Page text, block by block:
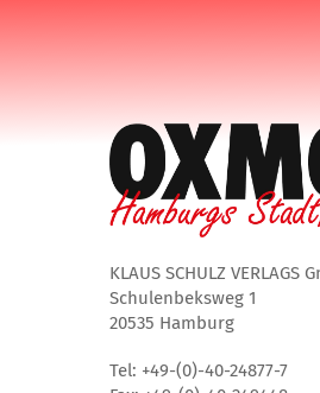
KLAUS SCHULZ VERLAGS
Schulenbeksweg 1
20535 Hamburg
Tel: +49-(0)-40-24877-7